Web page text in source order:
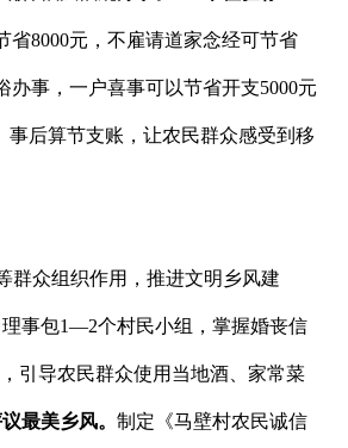
省8000元，不雇请道家念经可节省
办事，一户喜事可以节省开支5000元
事后算节支账，让农民群众感受到移
群众组织作用，推进文明乡风建
事包1—2个村民小组，掌握婚丧信
引导农民群众使用当地酒、家常菜
最美乡风。 制定《马壁村农民诚信